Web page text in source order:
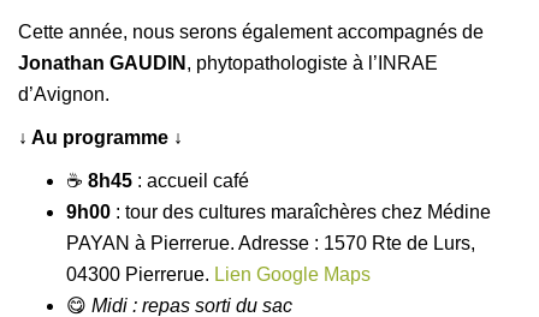
Cette année, nous serons également accompagnés de
Jonathan GAUDIN , phytopathologiste à l’INRAE
d’Avignon.
↓ Au programme ↓
☕ 8h45 : accueil café
9h00 : tour des cultures maraîchères chez Médine
PAYAN à Pierrerue. Adresse : 1570 Rte de Lurs,
04300 Pierrerue. Lien Google Maps
😋 Midi : repas sorti du sac